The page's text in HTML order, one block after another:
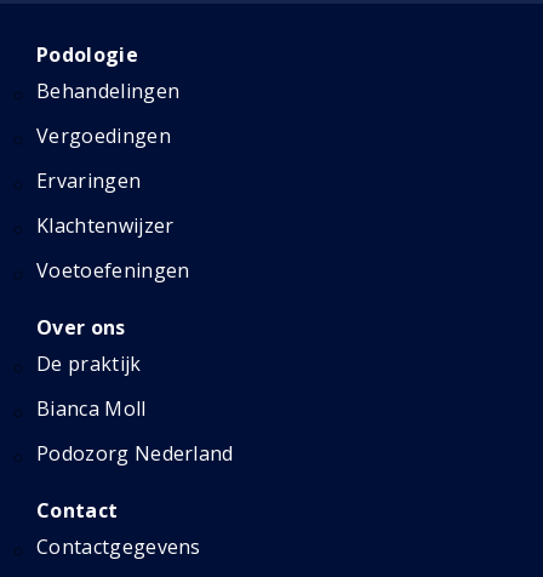
Podologie
Behandelingen
Vergoedingen
Ervaringen
Klachtenwijzer
Voetoefeningen
Over ons
De praktijk
Bianca Moll
Podozorg Nederland
Contact
Contactgegevens